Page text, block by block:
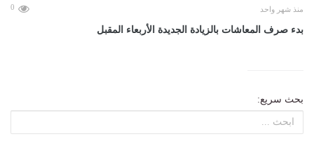
منذ شهر واحد 0
بدء صرف المعاشات بالزيادة الجديدة الأربعاء المقبل
بحث سريع: